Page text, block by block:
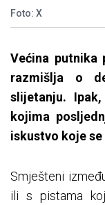
Foto: X
Većina putnika
razmišlja o
slijetanju.
kojima
iskustvo koje
Smješteni
ili s pistama